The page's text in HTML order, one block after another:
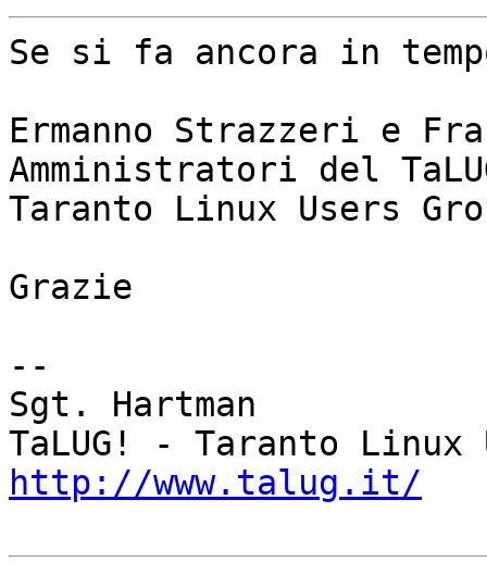
Se si fa ancora in
Ermanno Strazzeri e
Amministratori del
Taranto Linux Users
Grazie
--
Sgt. Hartman
http://www.talug.it/